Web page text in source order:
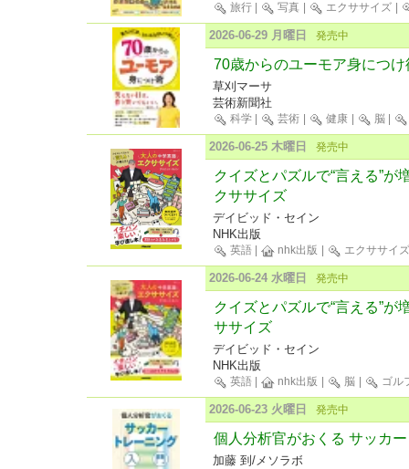
旅行 写真 エクササイズ
2026-06-29 月曜日 発売中
70歳からのユーモア身につけ
草刈マーサ
芸術新聞社
科学 芸術 健康 脳
2026-06-25 木曜日 発売中
クイズとパズルで“言える”
クササイズ
デイビッド・セイン
NHK出版
英語 nhk出版 エクササイズ
2026-06-24 水曜日 発売中
クイズとパズルで“言える”
ササイズ
デイビッド・セイン
NHK出版
英語 nhk出版 脳 ゴル
2026-06-23 火曜日 発売中
個人分析官がおくる サッカ
加藤 到/メソラボ